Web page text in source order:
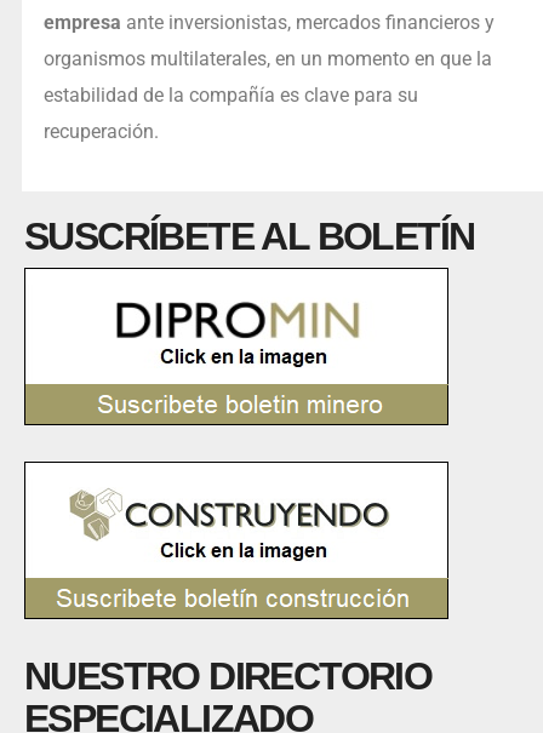
empresa ante inversionistas, mercados financieros y
organismos multilaterales, en un momento en que la
estabilidad de la compañía es clave para su
recuperación.
SUSCRÍBETE AL BOLETÍN
NUESTRO DIRECTORIO
ESPECIALIZADO